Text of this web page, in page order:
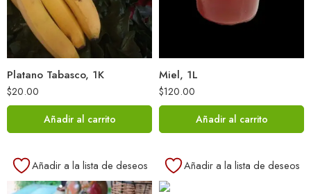
Platano Tabasco, 1K
$20.00
Añadir al carrito
Miel, 1L
$120.00
Añadir al carrito
Añadir a la lista de deseos Añadir a la lista de deseos